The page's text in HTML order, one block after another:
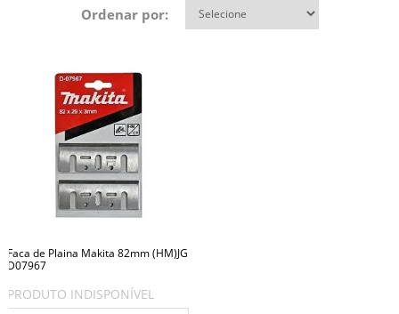
Ordenar por:
Faca de Plaina Makita 82mm (HM)JG
D07967
PRODUTO INDISPONÍVEL